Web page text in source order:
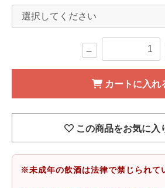
－
カートに入れ
この商品をお気に入
※未成年の飲酒は法律で禁じられて